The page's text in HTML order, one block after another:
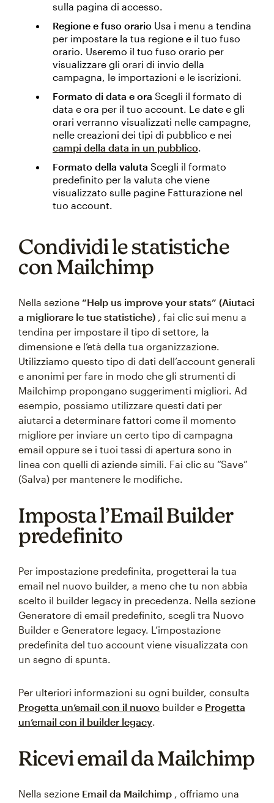
sulla pagina di accesso.
Regione e fuso orario Usa i menu a tendina
per impostare la tua regione e il tuo fuso
orario. Useremo il tuo fuso orario per
visualizzare gli orari di invio della
campagna, le importazioni e le iscrizioni.
Formato di data e ora Scegli il formato di
data e ora per il tuo account. Le date e gli
orari verranno visualizzati nelle campagne,
nelle creazioni dei tipi di pubblico e nei
campi della data in un pubblico.
Formato della valuta Scegli il formato
predefinito per la valuta che viene
visualizzato sulle pagine Fatturazione nel
tuo account.
Condividi le statistiche
con Mailchimp
Nella sezione “Help us improve your stats” (Aiutaci
a migliorare le tue statistiche) , fai clic sui menu a
tendina per impostare il tipo di settore, la
dimensione e l’età della tua organizzazione.
Utilizziamo questo tipo di dati dell’account generali
e anonimi per fare in modo che gli strumenti di
Mailchimp propongano suggerimenti migliori. Ad
esempio, possiamo utilizzare questi dati per
aiutarci a determinare fattori come il momento
migliore per inviare un certo tipo di campagna
email oppure se i tuoi tassi di apertura sono in
linea con quelli di aziende simili. Fai clic su “Save”
(Salva) per mantenere le modifiche.
Imposta l’Email Builder
predefinito
Per impostazione predefinita, progetterai la tua
email nel nuovo builder, a meno che tu non abbia
scelto il builder legacy in precedenza. Nella sezione
Generatore di email predefinito, scegli tra Nuovo
Builder e Generatore legacy. L’impostazione
predefinita del tuo account viene visualizzata con
un segno di spunta.
Per ulteriori informazioni su ogni builder, consulta
Progetta un’email con il nuovo builder e Progetta
un’email con il builder legacy.
Ricevi email da Mailchimp
Nella sezione Email da Mailchimp , offriamo una